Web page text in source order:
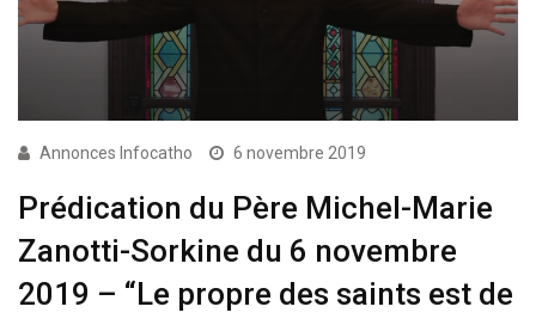
Annonces Infocatho 6 novembre 2019
Prédication du Père Michel-Marie
Zanotti-Sorkine du 6 novembre
2019 – “Le propre des saints est de